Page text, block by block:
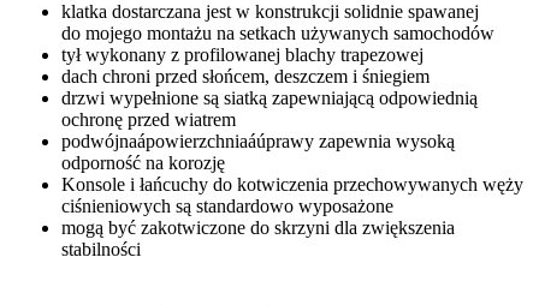
klatka dostarczana jest w konstrukcji solidnie spawanej
do mojego montażu na setkach używanych samochodów
tył wykonany z profilowanej blachy trapezowej
dach chroni przed słońcem, deszczem i śniegiem
drzwi wypełnione są siatką zapewniającą odpowiednią
ochronę przed wiatrem
podwójnaápowierzchniaáúprawy zapewnia wysoką
odporność na korozję
Konsole i łańcuchy do kotwiczenia przechowywanych węży
ciśnieniowych są standardowo wyposażone
mogą być zakotwiczone do skrzyni dla zwiększenia
stabilności